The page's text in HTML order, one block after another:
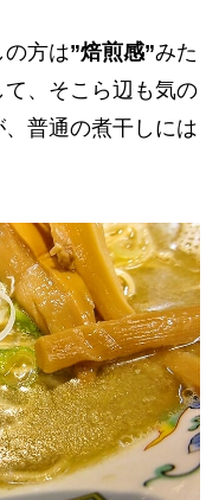
の方は”焙煎感”みた
、そこら辺も気の
普通の煮干しには